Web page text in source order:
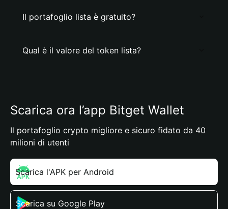
Il portafoglio lista è gratuito?
Qual è il valore del token lista?
Scarica ora l’app Bitget Wallet
Il portafoglio crypto migliore e sicuro fidato da 40
milioni di utenti
Scarica l'APK per Android
Scarica su Google Play